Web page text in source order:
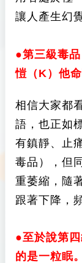
讓人產生幻
●第三級毒
愷（K）他命
相信大家都
語，也正如
有鎮靜、止
毒品），但
重萎縮，隨
跟著下降，
●至於說第
的是一粒眠。